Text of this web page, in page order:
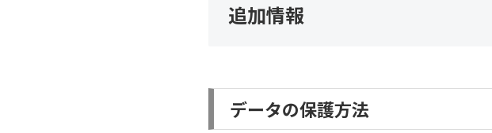
追加情報
データの保護方法